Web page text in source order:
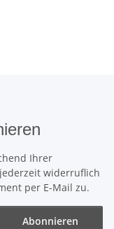
Ihrer
widerruflich
per E-Mail zu.
Abonnieren